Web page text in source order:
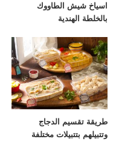
اسياخ شيش الطاووك
بالخلطة الهندية
طريقة تقسيم الدجاج
وتتبيلهم بتتبيلات مختلفة